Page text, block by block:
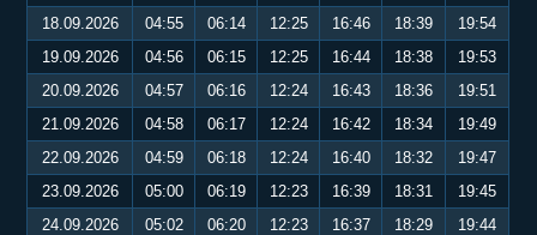
18.09.2026
04:55 06:14 12:25 16:46 18:39
19:54
19.09.2026
04:56 06:15 12:25 16:44 18:38
19:53
20.09.2026
04:57 06:16 12:24 16:43 18:36
19:51
21.09.2026
04:58 06:17 12:24 16:42 18:34
19:49
22.09.2026
04:59 06:18 12:24 16:40 18:32
19:47
23.09.2026
05:00 06:19 12:23 16:39 18:31
19:45
24.09.2026
05:02 06:20 12:23 16:37 18:29
19:44